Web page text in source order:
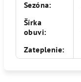
Sezóna:
Šírka
obuvi:
Zateplenie: